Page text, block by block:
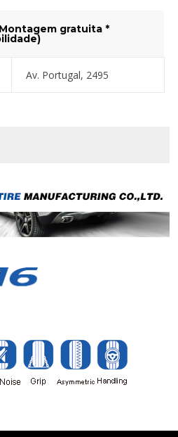
gratuita *
Av. Portugal, 2495